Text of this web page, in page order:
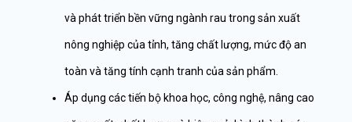
và phát triển bền vững ngành rau trong sản xuất
nông nghiệp của tỉnh, tăng chất lượng, mức độ an
toàn và tăng tính cạnh tranh của sản phẩm.
Áp dụng các tiến bộ khoa học, công nghệ, nâng cao